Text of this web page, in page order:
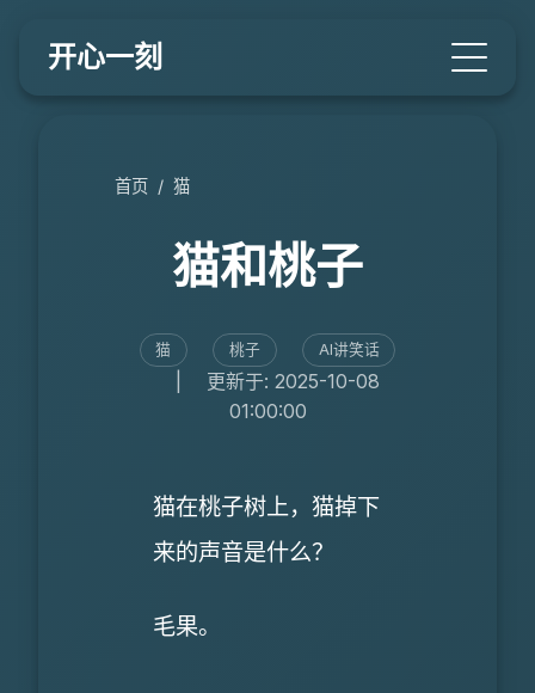
开心一刻
首页 / 猫
猫和桃子
猫 桃子 AI讲笑话
更新于: 2025-10-08
01:00:00
猫在桃子树上，猫掉下
来的声音是什么？
毛果。